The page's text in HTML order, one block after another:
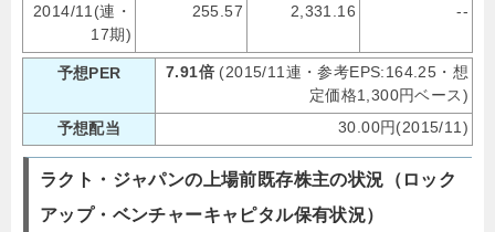
2014/11(連・
17期)
255.57 2,331.16 --
予想PER 7.91倍 (2015/11連・参考EPS:164.25・想
定価格1,300円ベース)
予想配当
30.00円(2015/11)
ラクト・ジャパンの上場前既存株主の状況（ロック
アップ・ベンチャーキャピタル保有状況）